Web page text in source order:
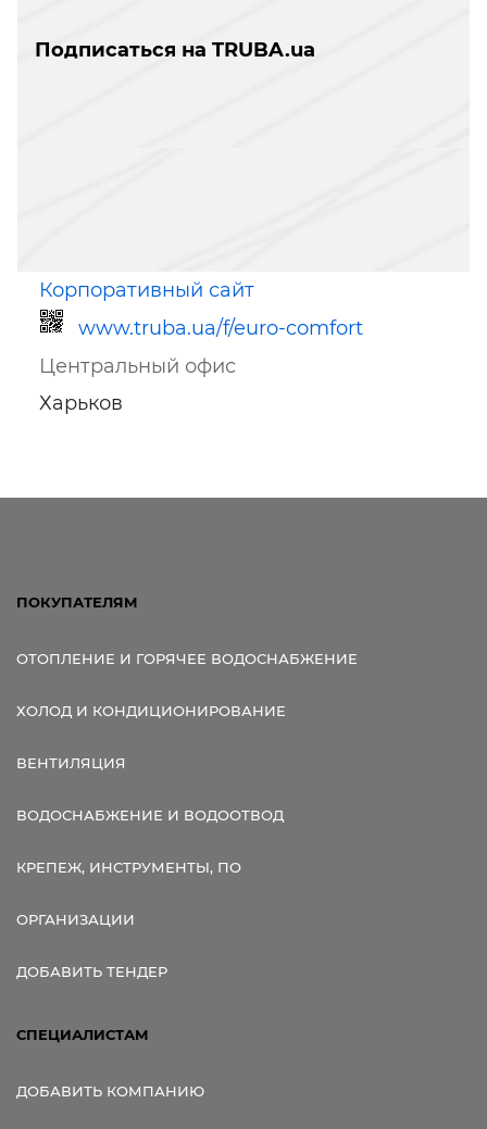
Подписаться на TRUBA.ua
Корпоративный сайт
www.truba.ua/f/euro-comfort
Центральный офис
Харьков
ПОКУПАТЕЛЯМ
ОТОПЛЕНИЕ И ГОРЯЧЕЕ ВОДОСНАБЖЕНИЕ
ХОЛОД И КОНДИЦИОНИРОВАНИЕ
ВЕНТИЛЯЦИЯ
ВОДОСНАБЖЕНИЕ И ВОДООТВОД
КРЕПЕЖ, ИНСТРУМЕНТЫ, ПО
ОРГАНИЗАЦИИ
ДОБАВИТЬ ТЕНДЕР
СПЕЦИАЛИСТАМ
ДОБАВИТЬ КОМПАНИЮ